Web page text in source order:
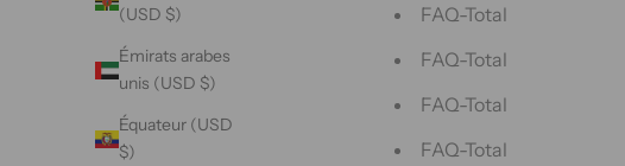
(USD $)
Émirats arabes
unis (USD $)
Équateur (USD
$)
FAQ-Total
FAQ-Total
FAQ-Total
FAQ-Total